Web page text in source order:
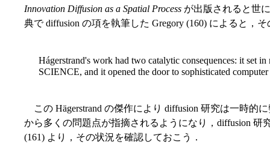
Innovation Diffusion as a Spatial Process が出版されると世
典で diffusion の項を執筆した Gregory (160) によると，
Hágerstrand's work had two catalytic consequences: it set
SCIENCE, and it opened the door to sophisticated
この Hägerstrand の傑作により diffusion 研究は一時的
から多くの問題点が指摘されるようになり，diffusion 研
(161) より，その状況を確認しておこう．